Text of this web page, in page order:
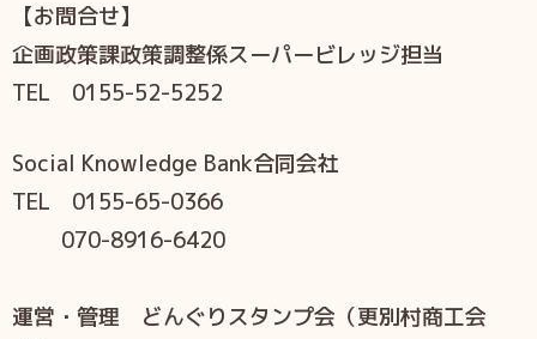
【お問合せ】
企画政策課政策調整係スーパービレッジ担当
TEL 0155-52-5252
Social Knowledge Bank合同会社
TEL 0155-65-0366
070-8916-6420
運営・管理 どんぐりスタンプ会（更別村商工会